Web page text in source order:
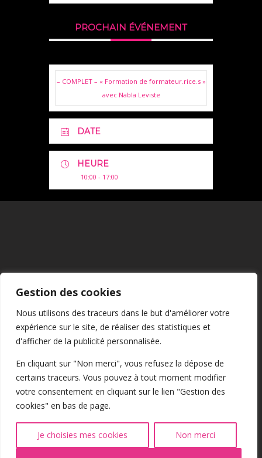
Gestion des cookies
Nous utilisons des traceurs dans le but d'améliorer votre
expérience sur le site, de réaliser des statistiques et
d'afficher de la publicité personnalisée.
En cliquant sur "Non merci", vous refusez la dépose de
certains traceurs. Vous pouvez à tout moment modifier
votre consentement en cliquant sur le lien "Gestion des
cookies" en bas de page.
Je choisies mes cookies Non merci
PROCHAIN ÉVÉNEMENT
– COMPLET – « Formation de formateur.rice.s »
avec Nabla Leviste
DATE
HEURE
10:00 - 17:00
CGU
Confidentialité
Cookies
@2026 Tous droits réservés